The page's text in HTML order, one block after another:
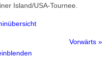
Island/USA-Tournee.
Vorwärts »